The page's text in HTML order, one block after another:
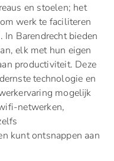
en stoelen; het
werk te faciliteren
Barendrecht bieden
elk met hun eigen
productiviteit. Deze
technologie en
mogelijk
netwerken,
kunt ontsnappen aan